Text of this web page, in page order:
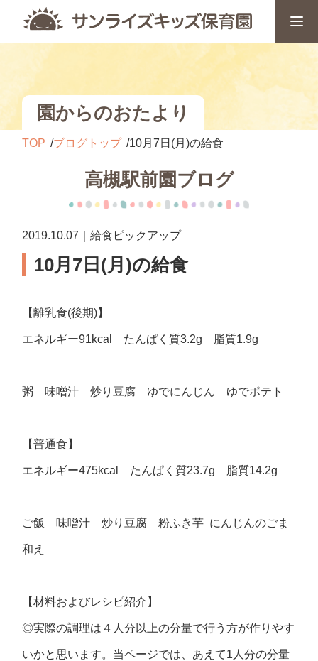
園からのおたより
TOP ブログトップ 10月7日(月)の給食
高槻駅前園ブログ
2019.10.07｜給食ピックアップ
10月7日(月)の給食
【離乳食(後期)】
エネルギー91kcal たんぱく質3.2g 脂質1.9g
粥 味噌汁 炒り豆腐 ゆでにんじん ゆでポテト
【普通食】
エネルギー475kcal たんぱく質23.7g 脂質14.2g
ご飯 味噌汁 炒り豆腐 粉ふき芋 にんじんのごま
和え
【材料およびレシピ紹介】
◎実際の調理は４人分以上の分量で行う方が作りやす
いかと思います。当ページでは、あえて1人分の分量